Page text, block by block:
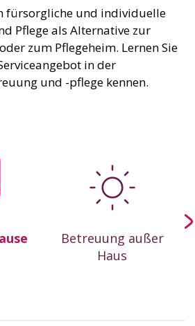
fürsorgliche und individuelle
Pflege als Alternative zur
zum Pflegeheim. Lernen Sie
in der
und -pflege kennen.
Betreuung außer
Haus